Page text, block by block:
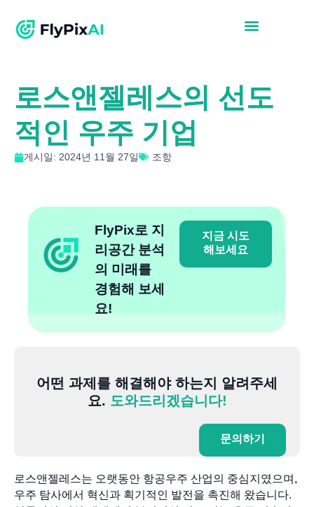
로스앤젤레스의 선도
적인 우주 기업
게시일: 2024년 11월 27일 조항
FlyPix로 지
리공간 분석
의 미래를
경험해 보세
요!
지금 시도
해보세요
어떤 과제를 해결해야 하는지 알려주세
요. 도와드리겠습니다!
문의하기
로스앤젤레스는 오랫동안 항공우주 산업의 중심지였으며,
우주 탐사에서 혁신과 획기적인 발전을 촉진해 왔습니다.